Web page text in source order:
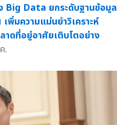
Big Data ยกระดับฐานข้อมูล
พิ่มความแม่นยำวิเคราะห์
ดที่อยู่อาศัยเติบโตอย่าง
.